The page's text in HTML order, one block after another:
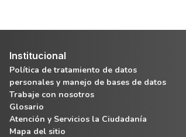
Institucional
Política de tratamiento de datos
personales y manejo de bases de datos
Trabaje con nosotros
Glosario
Atención y Servicios la Ciudadanía
Mapa del sitio